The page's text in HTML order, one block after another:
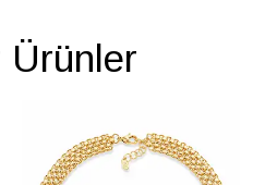
Ürünler